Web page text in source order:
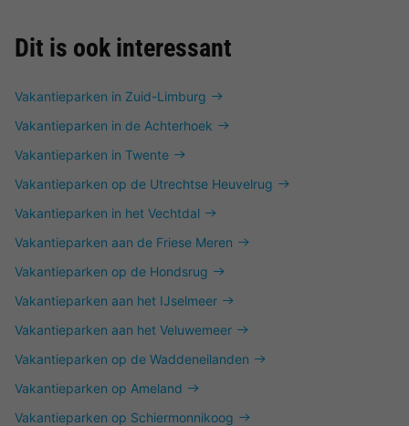
Dit is ook interessant
Vakantieparken in Zuid-Limburg
Vakantieparken in de Achterhoek
Vakantieparken in Twente
Vakantieparken op de Utrechtse Heuvelrug
Vakantieparken in het Vechtdal
Vakantieparken aan de Friese Meren
Vakantieparken op de Hondsrug
Vakantieparken aan het IJselmeer
Vakantieparken aan het Veluwemeer
Vakantieparken op de Waddeneilanden
Vakantieparken op Ameland
Vakantieparken op Schiermonnikoog